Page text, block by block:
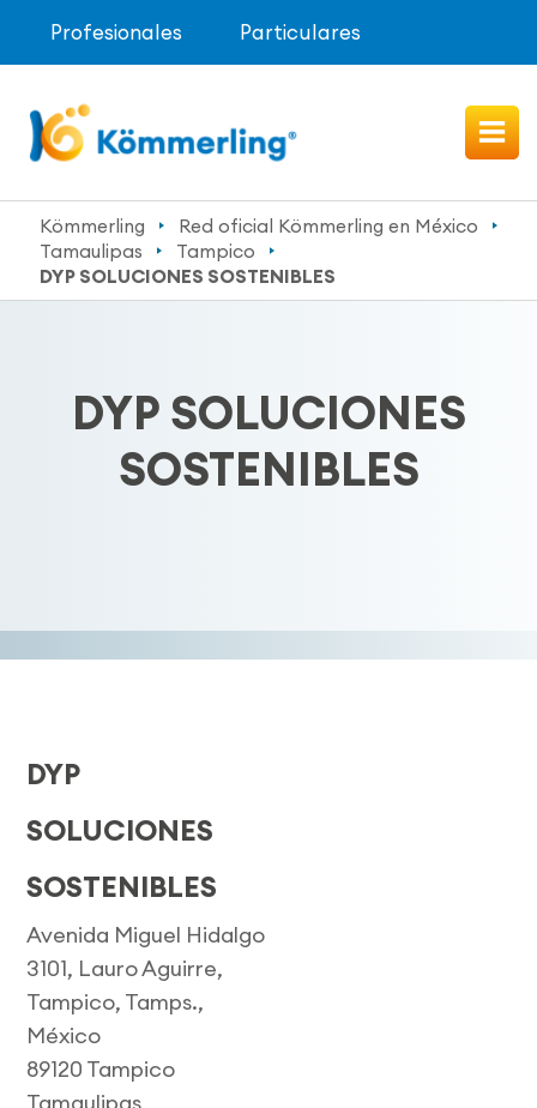
Profesionales Particulares
Kömmerling
Red oficial Kömmerling en México
Tamaulipas
Tampico
DYP SOLUCIONES SOSTENIBLES
DYP SOLUCIONES
SOSTENIBLES
DYP
SOLUCIONES
SOSTENIBLES
Avenida Miguel Hidalgo
3101, Lauro Aguirre,
Tampico, Tamps.,
México
89120 Tampico